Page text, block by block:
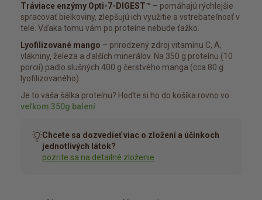
Tráviace enzýmy Opti-7-DIGEST™ – pomáhajú rýchlejšie
spracovať bielkoviny, zlepšujú ich využitie a vstrebateľnosť v
tele. Vďaka tomu vám po proteíne nebude ťažko.
Lyofilizované mango – prirodzený zdroj vitamínu C, A,
vlákniny, železa a ďalších minerálov. Na 350 g proteínu (10
porcií) padlo slušných 400 g čerstvého manga (cca 80 g
lyofilizovaného).
Je to vaša šálka proteínu? Hoďte si ho do košíka rovno vo
veľkom 350g balení
Chcete sa dozvedieť viac o zložení a účinkoch
jednotlivých látok?
pozrite sa na detailné zloženie